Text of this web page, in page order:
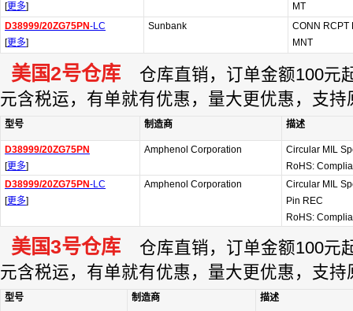
[更多]
MT
D38999/20ZG75PN-LC
[更多]
Sunbank
CONN RCPT
MNT
美国2号仓库 仓库直销，订单金额100元
元含税运，有单就有优惠，量大更优惠，支持
型号 制造商 描述
D38999/20ZG75PN
[更多]
Amphenol Corporation
Circular MIL
RoHS:
D38999/20ZG75PN-LC
[更多]
Amphenol Corporation
Circular MIL
Pin REC
RoHS:
美国3号仓库 仓库直销，订单金额100元
元含税运，有单就有优惠，量大更优惠，支持
型号 制造商 描述